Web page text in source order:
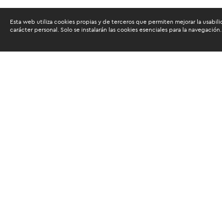
Esta web utiliza cookies propias y de terceros que permiten mejorar la
carácter personal. Solo se instalarán las cookies esenciales para la navegación.